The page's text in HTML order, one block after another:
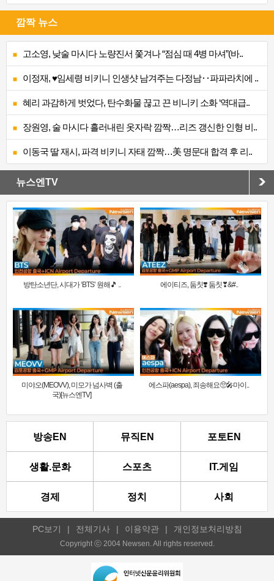
깜짝 뉴스
고소영, 낮술 마시다 노량진서 쫓겨나 “점심 때 4병 마셔”(바..
이정재, ♥임세령 비키니 인생샷 남겨주는 다정남‥파파라치에 ..
혜리 과감하게 벗었다, 탄수화물 끊고 끈 비니키 소화 ‘역대급..
장원영, 술 마시다 흘러내린 옷자락 깜짝…리즈 갱신한 인형 비..
이동국 딸 재시, 파격 비키니 자태 깜짝…美 명문대 합격 후 리..
뉴스엔TV
방탄소년단, 시대가 ‘BTS’ 원해🎵 .. 에이티즈, 둠칫❣️ 둠칫❣&#..
미야오(MEOVV), 미모가 넘사벽 (출
국)[뉴스엔TV]
에스파(aespa), 죄송해요🥺🎤마이..
방송EN 뮤직EN 포토EN
생활.문화 스포츠 IT.게임
경제 정치 사회
PC보기 | 전체기사 | 이용약관 | 개인정보처리방침
Copyright ⓒ 2004 Newsen. All rights reserved.